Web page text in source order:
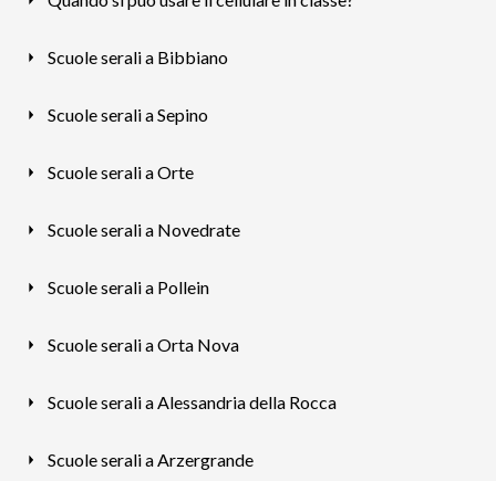
Scuole serali a Bibbiano
Scuole serali a Sepino
Scuole serali a Orte
Scuole serali a Novedrate
Scuole serali a Pollein
Scuole serali a Orta Nova
Scuole serali a Alessandria della Rocca
Scuole serali a Arzergrande